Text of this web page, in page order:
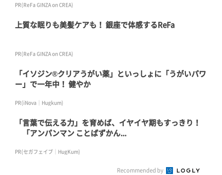
PR(ReFa GINZA on CREA)
上質な眠りも美髪ケアも！ 銀座で体感するReFa
PR(ReFa GINZA on CREA)
「イソジン®クリアうがい薬」といっしょに「うがいパワ
ー」で一年中！ 健やか
PR(iNova｜Hugkum)
「言葉で伝える力」を育めば、イヤイヤ期もすっきり！
「アンパンマン ことばずかん...
PR(セガフェイブ｜HugKum)
Recommended by